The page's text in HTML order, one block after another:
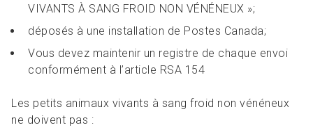
VIVANTS À SANG FROID NON VÉNÉNEUX »;
déposés à une installation de Postes Canada;
Vous devez maintenir un registre de chaque envoi
conformément à l’article RSA 154
Les petits animaux vivants à sang froid non vénéneux
ne doivent pas :